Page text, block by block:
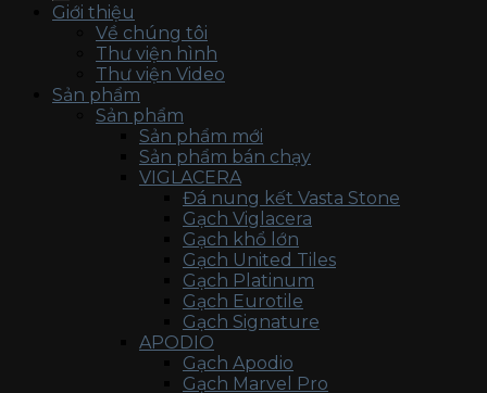
Giới thiệu
Về chúng tôi
Thư viện hình
Thư viện Video
Sản phẩm
Sản phẩm
Sản phẩm mới
Sản phẩm bán chạy
VIGLACERA
Đá nung kết Vasta Stone
Gạch Viglacera
Gạch khổ lớn
Gạch United Tiles
Gạch Platinum
Gạch Eurotile
Gạch Signature
APODIO
Gạch Apodio
Gạch Marvel Pro